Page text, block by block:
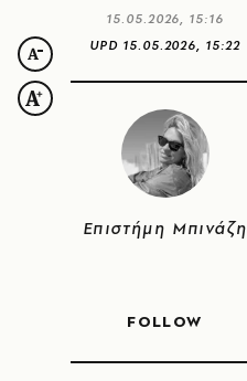
15.05.2026, 15:16
UPD 15.05.2026, 15:22
Επιστήμη Μπινάζη
FOLLOW